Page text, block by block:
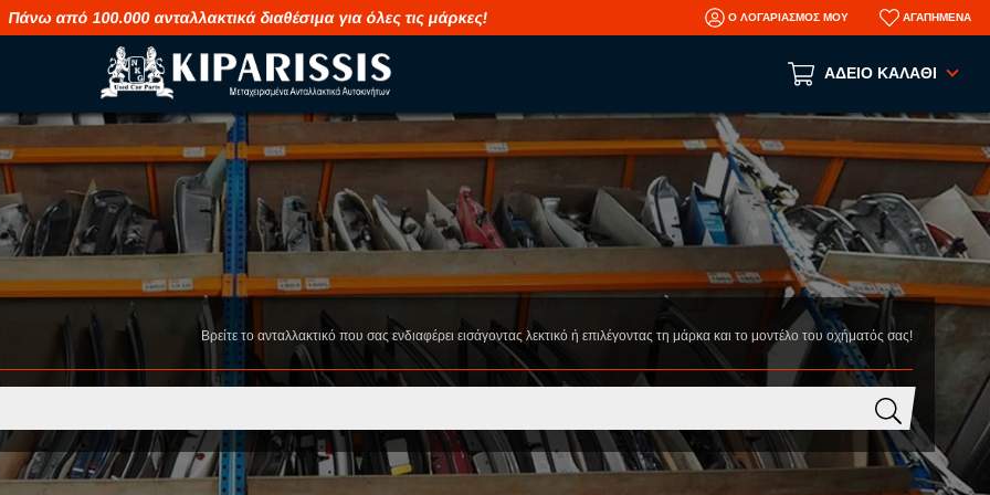
Πάνω από 100.000 ανταλλακτικά διαθέσιμα για όλες τις μάρκες! Ο ΛΟΓΑΡΙΑΣΜΟΣ ΜΟΥ ΑΓΑΠΗΜΕΝΑ
ΑΔΕΙΟ ΚΑΛΑΘΙ
Το καλάθι αγορών είναι άδειο!
M
MAHINDRA
MASERATI
MERCEDES
MINI
S
SAAB
SHUANGHUAN
SKODA
SSANGYONG
ΑΝΑ ΕΙΔΟΣ
ΑΞΕΣΟΥΑΡ
ΦΑΝΟΠΟΙΕΙΑ
AFTERMARKET ΑΝΤΑΛΛΑΚΤΙΚΑ
ΤΡΑΚΑΡΙΣΜΕΝΑ ΑΥΤΟΚΙΝΗΤΑ
ΜΕΤΑΧΕΙΡΙΣΜΕΝΑ ΑΥΤΟΚΙΝΗΤΑ
ΠΛΗΡΟΦΟΡΙΕΣ
Βρείτε το ανταλλακτικό που σας ενδιαφέρει εισάγοντας λεκτικό ή επιλέγοντας τη μάρκα και το μοντέλο του οχήματός σας!